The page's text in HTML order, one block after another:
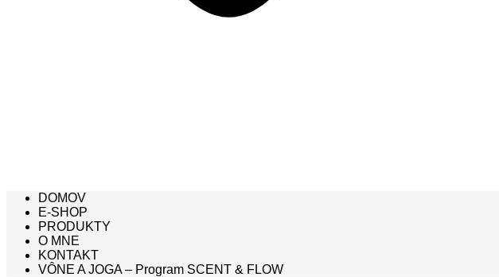
DOMOV
E-SHOP
PRODUKTY
O MNE
KONTAKT
VÔNE A JOGA – Program SCENT & FLOW